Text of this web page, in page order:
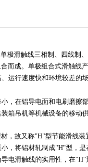
极滑触线三相制、四线制
而成。单极组合式滑触线
运行速度快和环境较差的场
，在铝导电面和电刷磨擦
箱吊机等机械设备的移动供
，故又称"H"型节能滑线
，将铝材轧制成"H"型，
电滑触线的实用性，在